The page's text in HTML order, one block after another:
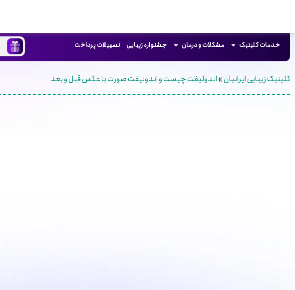
خدمات کلینیک مشکلات و درمان جشنواره زیبایی تسهیلات پرداخت
کلینیک زیبایی ایرانیان»اندولیفت چیست و اندولیفت صورت با عکس قبل و بعد